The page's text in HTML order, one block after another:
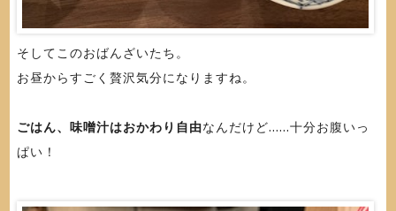
そしてこのおばんざいたち。
お昼からすごく贅沢気分になりますね。
ごはん、味噌汁はおかわり自由なんだけど......十分お腹いっ
ぱい！